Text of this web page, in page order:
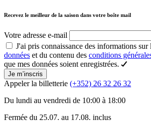
Recevez le meilleur de la saison dans votre boîte mail
Votre adresse e-mail
J'ai pris connaissance des informations sur
données et du contenu des conditions
que mes données soient enregistrées.
Je m’inscris
Appeler la billetterie (+352) 26 32 26 32
Du lundi au vendredi de 10:00 à 18:00
Fermée du 25.07. au 17.08. inclus